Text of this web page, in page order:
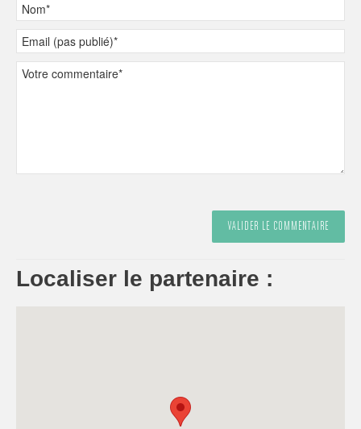
Localiser le partenaire :